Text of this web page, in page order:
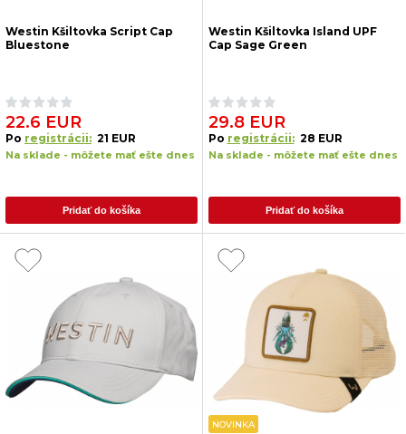
Westin Kšiltovka Script Cap
Bluestone
22.6 EUR
Po registrácii: 21 EUR
Na sklade - môžete mať ešte dnes
Pridať do košíka
Westin Kšiltovka Island UPF
Cap Sage Green
29.8 EUR
Po registrácii: 28 EUR
Na sklade - môžete mať ešte dnes
Pridať do košíka
NOVINKA